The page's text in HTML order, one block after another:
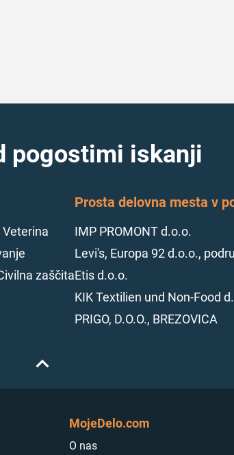
pogostimi iskanji
zaščita
Prosta delovna mesta v
IMP PROMONT d.o.o.
Levi's, Europa 92 d.o.o.,
Etis d.o.o.
KIK Textilien und Non-Food
PRIGO, D.O.O., BREZOVICA
MojeDelo.com
O nas